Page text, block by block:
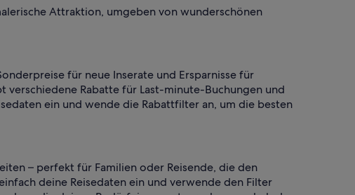
Attraktion, umgeben von wunderschönen
für neue Inserate und Ersparnisse für
Rabatte für Last-minute-Buchungen und
ein und wende die Rabattfilter an, um die besten
– perfekt für Familien oder Reisende, die den
deine Reisedaten ein und verwende den Filter